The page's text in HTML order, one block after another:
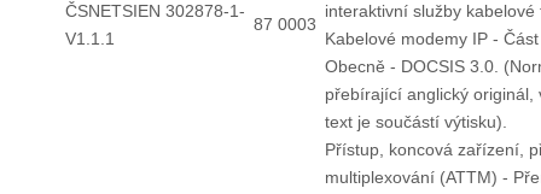
ČSNETSIEN 302878-1-
V1.1.1
87 0003
interaktivní služby kabelové
Kabelové modemy IP -
Obecně - DOCSIS 3.0.
přebírající anglický originál,
text je součástí výtisku).
Přístup, koncová zařízení,
multiplexování (ATTM) -